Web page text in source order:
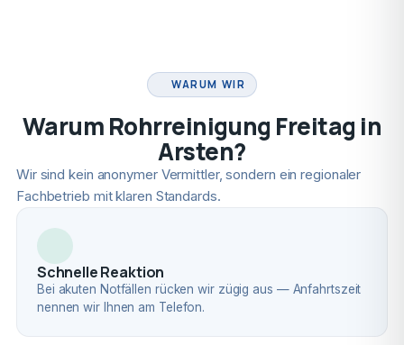
WARUM WIR
Warum Rohrreinigung Freitag in
Arsten?
Wir sind kein anonymer Vermittler, sondern ein regionaler
Fachbetrieb mit klaren Standards.
Schnelle Reaktion
Bei akuten Notfällen rücken wir zügig aus — Anfahrtszeit
nennen wir Ihnen am Telefon.